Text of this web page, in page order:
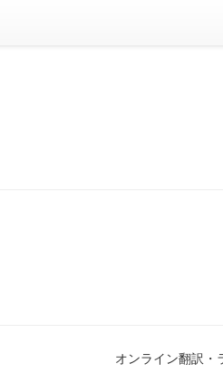
オンライン翻訳・